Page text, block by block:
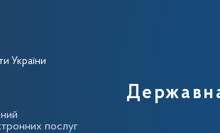
Державної
України
послуг